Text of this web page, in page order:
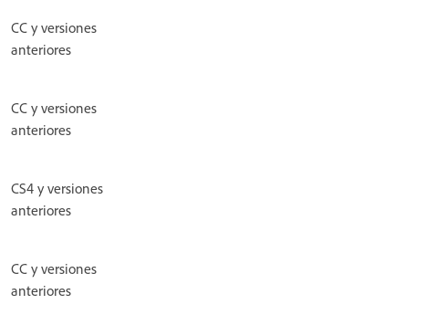
CC y versiones
anteriores
CC y versiones
anteriores
CS4 y versiones
anteriores
CC y versiones
anteriores